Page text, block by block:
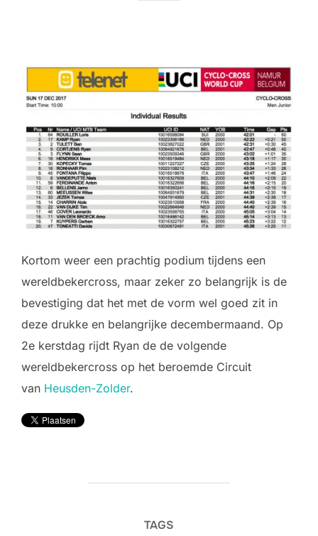
Kortom weer een prachtig podium tijdens een
wereldbekercross, maar zeker zo belangrijk is de
bevestiging dat het met de vorm wel goed zit in
deze drukke en belangrijke decembermaand. Op
2e kerstdag rijdt Ryan de de volgende
wereldbekercross op het beroemde Circuit
van Heusden-Zolder.
TAGS